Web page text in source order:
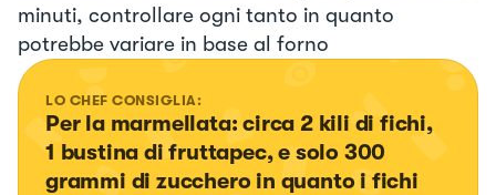
minuti, controllare ogni tanto in quanto
potrebbe variare in base al forno
LO CHEF CONSIGLIA:
Per la marmellata: circa 2 kili di fichi,
1 bustina di fruttapec, e solo 300
grammi di zucchero in quanto i fichi